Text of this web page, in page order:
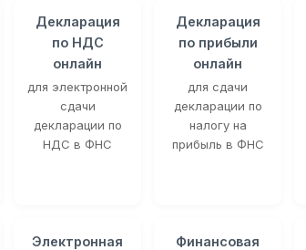
Декларация
по НДС
онлайн
для электронной
сдачи
декларации по
НДС в ФНС
Декларация
по прибыли
онлайн
для сдачи
декларации по
налогу на
прибыль в ФНС
Электронная
Финансовая